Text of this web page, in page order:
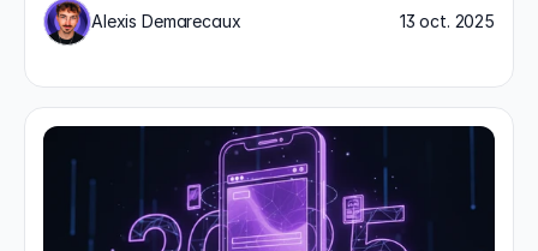
appliquez les solutions concrètes pour enfin
apparaître dans les résultats de recherche.
Alexis Demarecaux 13 oct. 2025